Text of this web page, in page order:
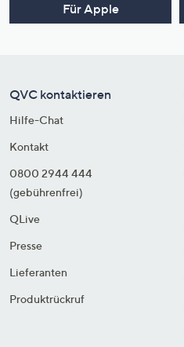
Für Apple
QVC kontaktieren
Hilfe-Chat
Kontakt
0800 2944 444
(gebührenfrei)
QLive
Presse
Lieferanten
Produktrückruf